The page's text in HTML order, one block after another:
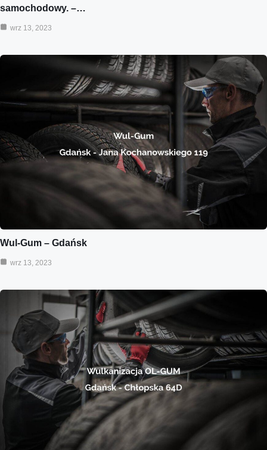
samochodowy. –…
wrz 13, 2023
Wul-Gum – Gdańsk
wrz 13, 2023